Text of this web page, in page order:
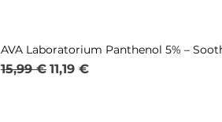
AVA Laboratorium Panthenol 5% –
Обычная цена
15,99 € Цена со скидкой
11,19 €